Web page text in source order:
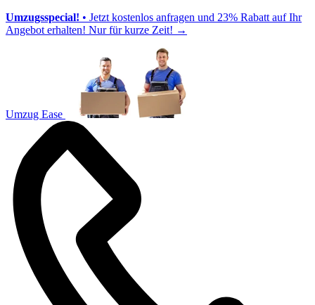
Umzugsspecial! • Jetzt kostenlos anfragen und 23% Rabatt auf Ihr
Angebot erhalten! Nur für kurze Zeit! →
Umzug Ease